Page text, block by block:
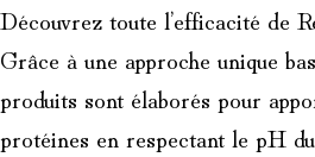
Découvrez toute l’efficacité de
Grâce à une approche unique
produits sont élaborés pour
protéines en respectant le pH